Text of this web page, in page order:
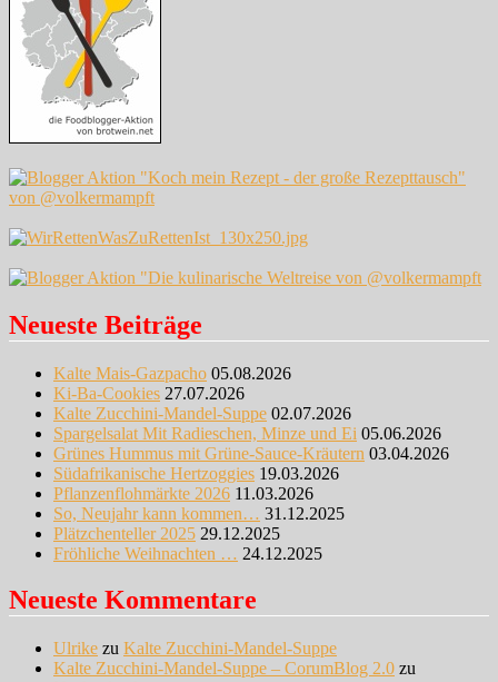
Neueste Beiträge
Kalte Mais-Gazpacho 05.08.2026
Ki-Ba-Cookies 27.07.2026
Kalte Zucchini-Mandel-Suppe 02.07.2026
Spargelsalat Mit Radieschen, Minze und Ei 05.06.2026
Grünes Hummus mit Grüne-Sauce-Kräutern 03.04.2026
Südafrikanische Hertzoggies 19.03.2026
Pflanzenflohmärkte 2026 11.03.2026
So, Neujahr kann kommen… 31.12.2025
Plätzchenteller 2025 29.12.2025
Fröhliche Weihnachten … 24.12.2025
Neueste Kommentare
Ulrike zu Kalte Zucchini-Mandel-Suppe
Kalte Zucchini-Mandel-Suppe – CorumBlog 2.0 zu